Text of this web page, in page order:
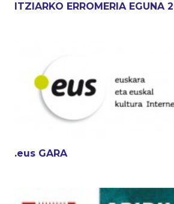
ITZIARKO ERROMERIA EGUNA
.eus GARA